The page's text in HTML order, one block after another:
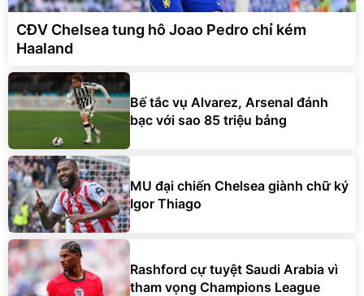
CĐV Chelsea tung hô Joao Pedro chỉ kém
Haaland
Bế tắc vụ Alvarez, Arsenal đánh
bạc với sao 85 triệu bảng
MU đại chiến Chelsea giành chữ ký
Igor Thiago
Rashford cự tuyệt Saudi Arabia vì
tham vọng Champions League